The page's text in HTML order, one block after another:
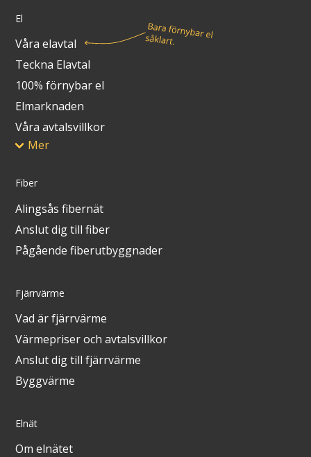
El
Våra elavtal
Teckna Elavtal
100% förnybar el
Elmarknaden
Våra avtalsvillkor
Mer
Fiber
Alingsås fibernät
Anslut dig till fiber
Pågående fiberutbyggnader
Fjärrvärme
Vad är fjärrvärme
Värmepriser och avtalsvillkor
Anslut dig till fjärrvärme
Byggvärme
Elnät
Om elnätet